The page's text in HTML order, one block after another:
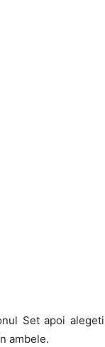
Set apoi alegeti
ambele.